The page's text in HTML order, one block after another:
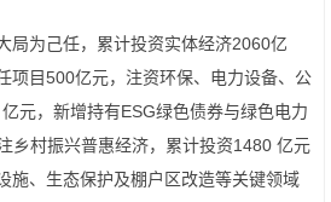
局为己任，累计投资实体经济2060亿
项目500亿元，注资环保、电力设备、公
元，新增持有ESG绿色债券与绿色电力
乡村振兴普惠经济，累计投资1480 亿元
施、生态保护及棚户区改造等关键领域